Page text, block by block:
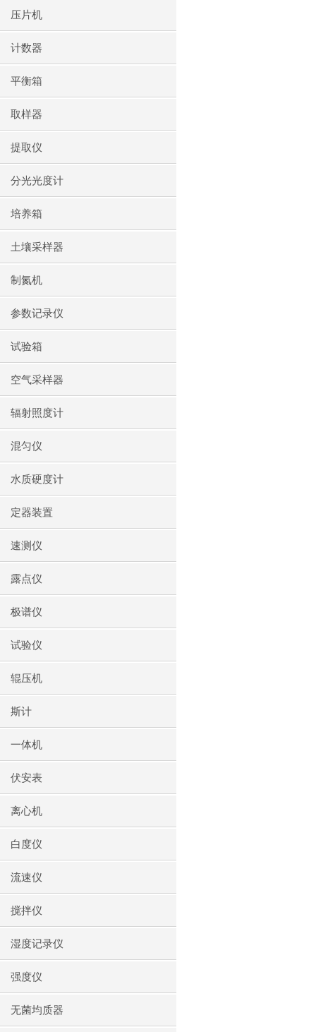
压片机
计数器
平衡箱
取样器
提取仪
分光光度计
培养箱
土壤采样器
制氮机
参数记录仪
试验箱
空气采样器
辐射照度计
混匀仪
水质硬度计
定器装置
速测仪
露点仪
极谱仪
试验仪
辊压机
斯计
一体机
伏安表
离心机
白度仪
流速仪
搅拌仪
湿度记录仪
强度仪
无菌均质器